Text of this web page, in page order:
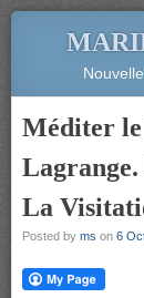
Méditer le
La
Posted by ms on 6